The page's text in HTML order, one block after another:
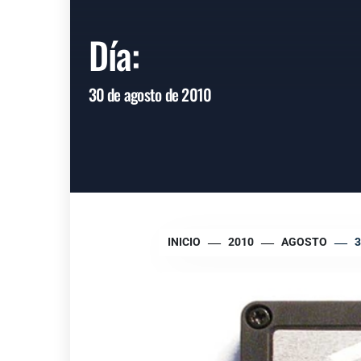
Día:
30 de agosto de 2010
INICIO 2010 AGOSTO